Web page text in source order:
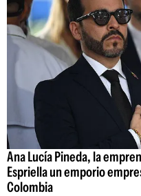
Ana Lucía Pineda, la
Espriella un emporio
Colombia